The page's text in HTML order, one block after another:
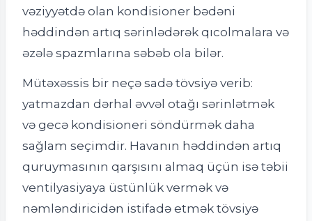
vəziyyətdə olan kondisioner bədəni
həddindən artıq sərinlədərək qıcolmalara və
əzələ spazmlarına səbəb ola bilər.
Mütəxəssis bir neçə sadə tövsiyə verib:
yatmazdan dərhal əvvəl otağı sərinlətmək
və gecə kondisioneri söndürmək daha
sağlam seçimdir. Havanın həddindən artıq
quruymasının qarşısını almaq üçün isə təbii
ventilyasiyaya üstünlük vermək və
nəmləndiricidən istifadə etmək tövsiyə